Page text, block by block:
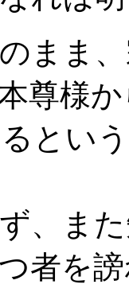
まま
尊様
とい
、ま
者を